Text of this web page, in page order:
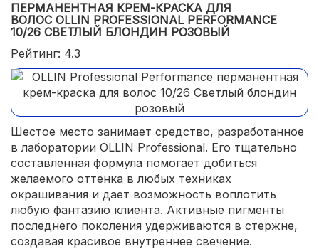
ПЕРМАНЕНТНАЯ КРЕМ-КРАСКА ДЛЯ
ВОЛОС OLLIN PROFESSIONAL PERFORMANCE
10/26 СВЕТЛЫЙ БЛОНДИН РОЗОВЫЙ
Рейтинг: 4.3
Шестое место занимает средство, разработанное
в лаборатории OLLIN Professional. Его тщательно
составленная формула помогает добиться
желаемого оттенка в любых техниках
окрашивания и дает возможность воплотить
любую фантазию клиента. Активные пигменты
последнего поколения удерживаются в стержне,
создавая красивое внутреннее свечение.